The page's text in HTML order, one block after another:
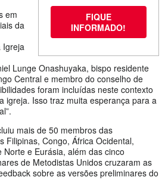
FIQUE
INFORMADO!
em
da
Igreja
Lunge Onashuyaka, bispo residente
Central e membro do conselho de
foram incluídas neste contexto
igreja. Isso traz muita esperança para a
mais de 50 membros das
Filipinas, Congo, África Ocidental,
e Eurásia, além das cinco
de Metodistas Unidos cruzaram as
sobre as versões preliminares do